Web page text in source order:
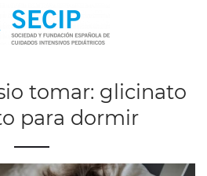
tomar: glicinato
para dormir